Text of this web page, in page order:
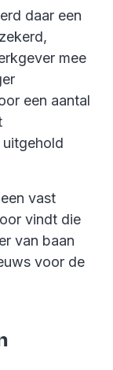
daar een
mee
een aantal
vast
vindt die
van baan
voor de